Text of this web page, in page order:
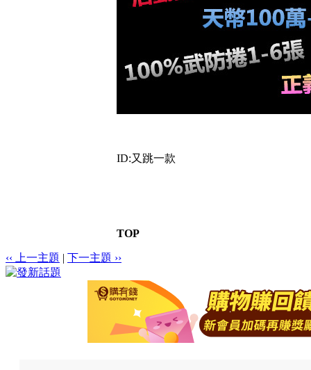
ID:又跳一款
TOP
‹‹ 上一主題 | 下一主題 ››